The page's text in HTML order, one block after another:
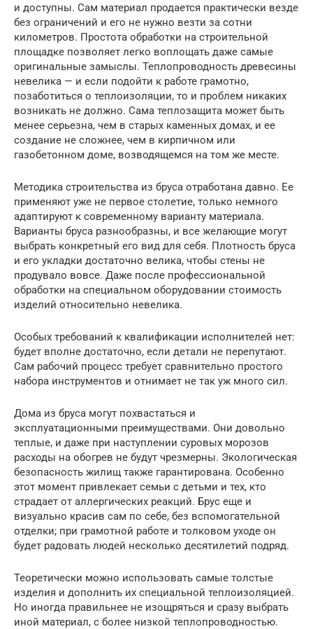
и доступны. Сам материал продается практически везде
без ограничений и его не нужно везти за сотни
километров. Простота обработки на строительной
площадке позволяет легко воплощать даже самые
оригинальные замыслы. Теплопроводность древесины
невелика — и если подойти к работе грамотно,
позаботиться о теплоизоляции, то и проблем никаких
возникать не должно. Сама теплозащита может быть
менее серьезна, чем в старых каменных домах, и ее
создание не сложнее, чем в кирпичном или
газобетонном доме, возводящемся на том же месте.
Методика строительства из бруса отработана давно. Ее
применяют уже не первое столетие, только немного
адаптируют к современному варианту материала.
Варианты бруса разнообразны, и все желающие могут
выбрать конкретный его вид для себя. Плотность бруса
и его укладки достаточно велика, чтобы стены не
продувало вовсе. Даже после профессиональной
обработки на специальном оборудовании стоимость
изделий относительно невелика.
Особых требований к квалификации исполнителей нет:
будет вполне достаточно, если детали не перепутают.
Сам рабочий процесс требует сравнительно простого
набора инструментов и отнимает не так уж много сил.
Дома из бруса могут похвастаться и
эксплуатационными преимуществами. Они довольно
теплые, и даже при наступлении суровых морозов
расходы на обогрев не будут чрезмерны. Экологическая
безопасность жилищ также гарантирована. Особенно
этот момент привлекает семьи с детьми и тех, кто
страдает от аллергических реакций. Брус еще и
визуально красив сам по себе, без вспомогательной
отделки; при грамотной работе и толковом уходе он
будет радовать людей несколько десятилетий подряд.
Теоретически можно использовать самые толстые
изделия и дополнить их специальной теплоизоляцией.
Но иногда правильнее не изощряться и сразу выбрать
иной материал, с более низкой теплопроводностью.